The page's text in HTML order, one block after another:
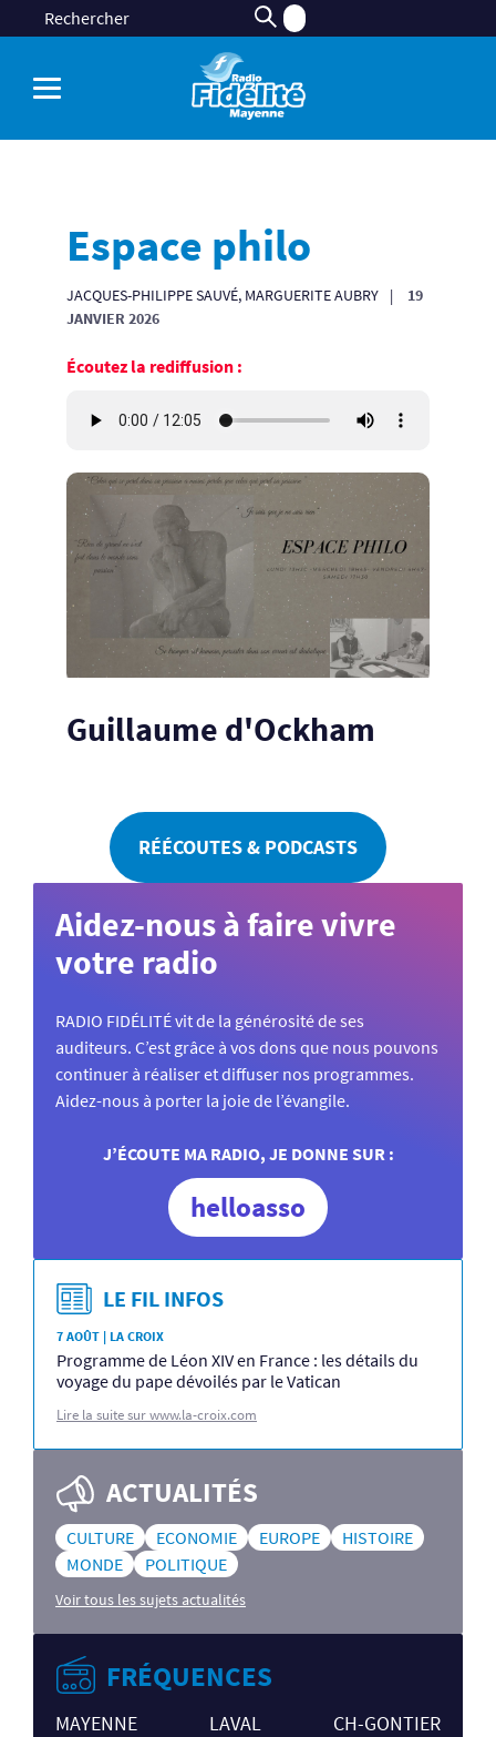
Espace philo
JACQUES-PHILIPPE SAUVÉ, MARGUERITE AUBRY
19
JANVIER 2026
Écoutez la rediffusion :
Guillaume d'Ockham
RÉÉCOUTES & PODCASTS
Aidez-nous à faire vivre
votre radio
RADIO FIDÉLITÉ vit de la générosité de ses
auditeurs. C’est grâce à vos dons que nous pouvons
continuer à réaliser et diffuser nos programmes.
Aidez-nous à porter la joie de l’évangile.
J’ÉCOUTE MA RADIO, JE DONNE SUR :
helloasso
LE FIL INFOS
7 AOÛT | LA CROIX
Programme de Léon XIV en France : les détails du
voyage du pape dévoilés par le Vatican
Lire la suite sur www.la-croix.com
ACTUALITÉS
CULTURE ECONOMIE EUROPE
HISTOIRE
MONDE
POLITIQUE
Voir tous les sujets actualités
FRÉQUENCES
MAYENNE
LAVAL
CH-GONTIER